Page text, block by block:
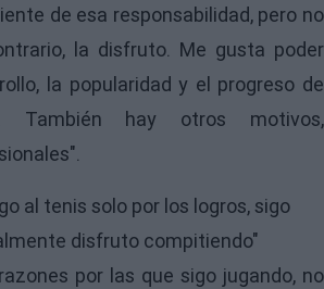
de esa responsabilidad, pero no
la disfruto. Me gusta poder
la popularidad y el progreso de
También hay otros motivos,
por las que sigo jugando, no